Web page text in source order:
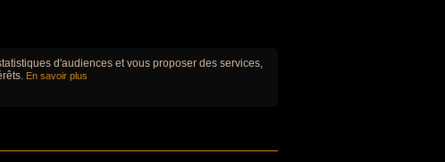
d'audiences et vous proposer des services,
En savoir plus